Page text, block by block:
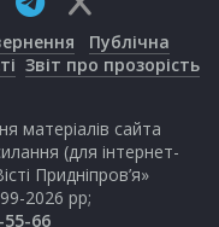
Публічна
Звіт про прозорість
матеріалів сайта
(для інтернет-
Придніпров’я»
2026 рр;
55-66